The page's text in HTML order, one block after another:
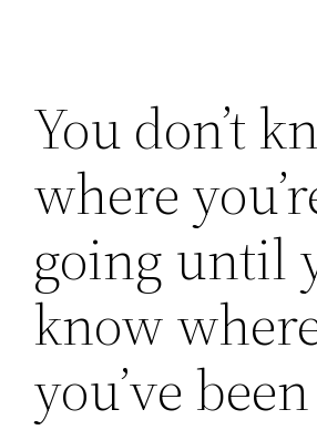
You don’t
where
going until
know
you’ve been